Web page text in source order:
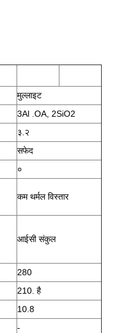
मुल्लाइट
3Al .OA, 2SiO2
३.२
सफेद
०
कम थर्मल विस्तार
आईसी संकुल
280
210. है
10.8
-